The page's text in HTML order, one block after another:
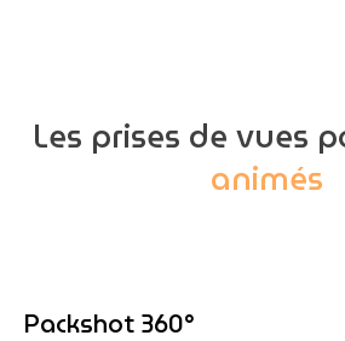
Les prises de vues
animés
Packshot 360°